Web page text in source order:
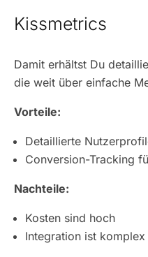
Kissmetrics
Damit erhältst Du
die weit über einfache
Vorteile:
Detaillierte
Conversion-Tracking
Nachteile:
Kosten sind hoch
Integration ist